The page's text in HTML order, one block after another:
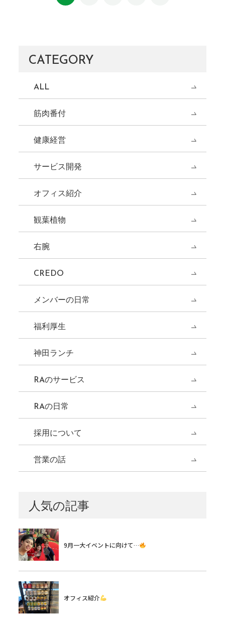
CATEGORY
ALL
筋肉番付
健康経営
サービス開発
オフィス紹介
観葉植物
右腕
CREDO
メンバーの日常
福利厚生
神田ランチ
RAのサービス
RAの日常
採用について
営業の話
人気の記事
9月一大イベントに向けて…
オフィス紹介